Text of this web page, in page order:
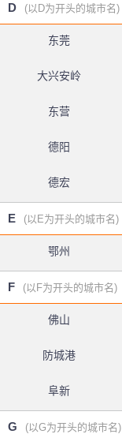
D (以D为开头的城市名)
东莞
大兴安岭
东营
德阳
德宏
E (以E为开头的城市名)
鄂州
F (以F为开头的城市名)
佛山
防城港
阜新
G (以G为开头的城市名)